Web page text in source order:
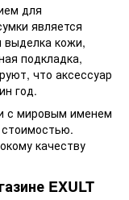
для
является
выделка кожи,
подкладка,
что аксессуар
год.
с мировым именем
качеству
EXULT